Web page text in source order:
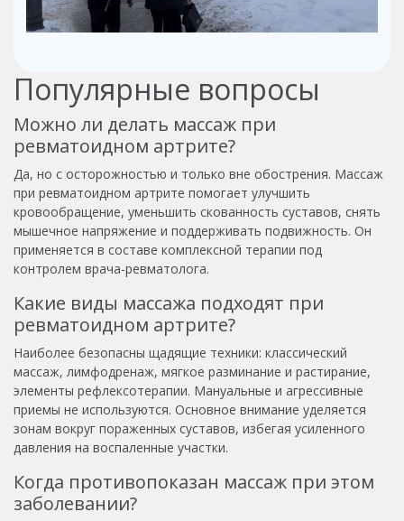
Популярные вопросы
Можно ли делать массаж при
ревматоидном артрите?
Да, но с осторожностью и только вне обострения. Массаж
при ревматоидном артрите помогает улучшить
кровообращение, уменьшить скованность суставов, снять
мышечное напряжение и поддерживать подвижность. Он
применяется в составе комплексной терапии под
контролем врача-ревматолога.
Какие виды массажа подходят при
ревматоидном артрите?
Наиболее безопасны щадящие техники: классический
массаж, лимфодренаж, мягкое разминание и растирание,
элементы рефлексотерапии. Мануальные и агрессивные
приемы не используются. Основное внимание уделяется
зонам вокруг пораженных суставов, избегая усиленного
давления на воспаленные участки.
Когда противопоказан массаж при этом
заболевании?